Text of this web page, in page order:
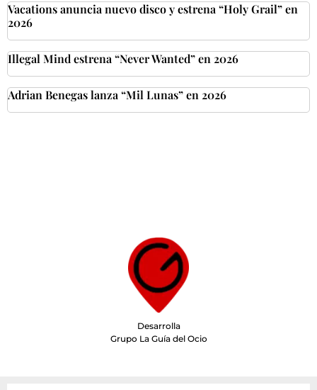
Vacations anuncia nuevo disco y estrena “Holy Grail” en
2026
Illegal Mind estrena “Never Wanted” en 2026
Adrian Benegas lanza “Mil Lunas” en 2026
Desarrolla
Grupo La Guía del Ocio